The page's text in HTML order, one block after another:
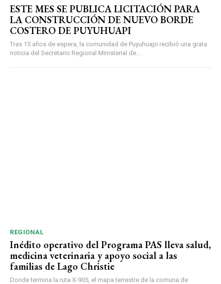
ESTE MES SE PUBLICA LICITACIÓN PARA
LA CONSTRUCCIÓN DE NUEVO BORDE
COSTERO DE PUYUHUAPI
Tras 15 años de espera, la comunidad de Puyuhuapi recibió una grata
noticia del Secretario Regional Ministerial de...
REGIONAL
Inédito operativo del Programa PAS lleva salud,
medicina veterinaria y apoyo social a las
familias de Lago Christie
Donde termina la ruta X-905, el mapa terrestre de la comuna de